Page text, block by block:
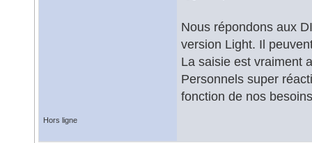
Nous répondons aux
version Light. Il
La saisie est vraiment
Personnels super
fonction de nos
Hors ligne